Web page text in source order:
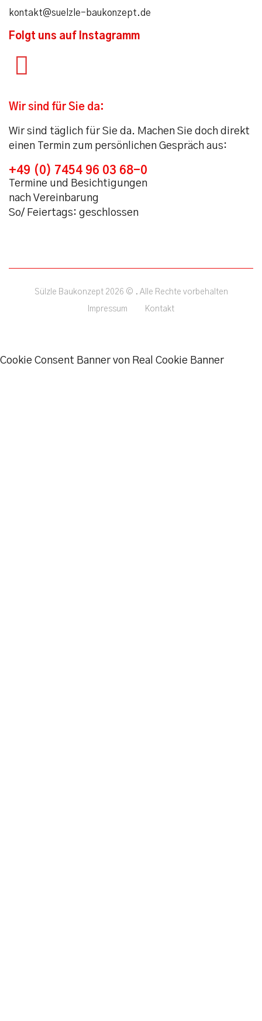
kontakt@suelzle-baukonzept.de
Folgt uns auf Instagramm
Wir sind für Sie da:
Wir sind täglich für Sie da. Machen Sie doch direkt
einen Termin zum persönlichen Gespräch aus:
+49 (0) 7454 96 03 68-0
Termine und Besichtigungen
nach Vereinbarung
So/ Feiertags: geschlossen
Sülzle Baukonzept 2026 © . Alle Rechte vorbehalten
Impressum Kontakt
Cookie Consent Banner von Real Cookie Banner